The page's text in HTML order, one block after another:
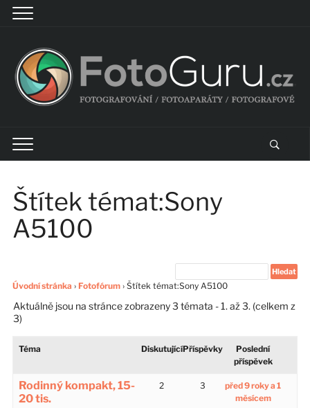
Štítek témat:Sony
A5100
Úvodní stránka › Fotofórum › Štítek témat:Sony A5100
Aktuálně jsou na stránce zobrazeny 3 témata - 1. až 3. (celkem z
3)
Téma DiskutujícíPříspěvky
Poslední
příspěvek
Rodinný kompakt, 15-
20 tis.
2 3
před 9 roky a 1
měsícem